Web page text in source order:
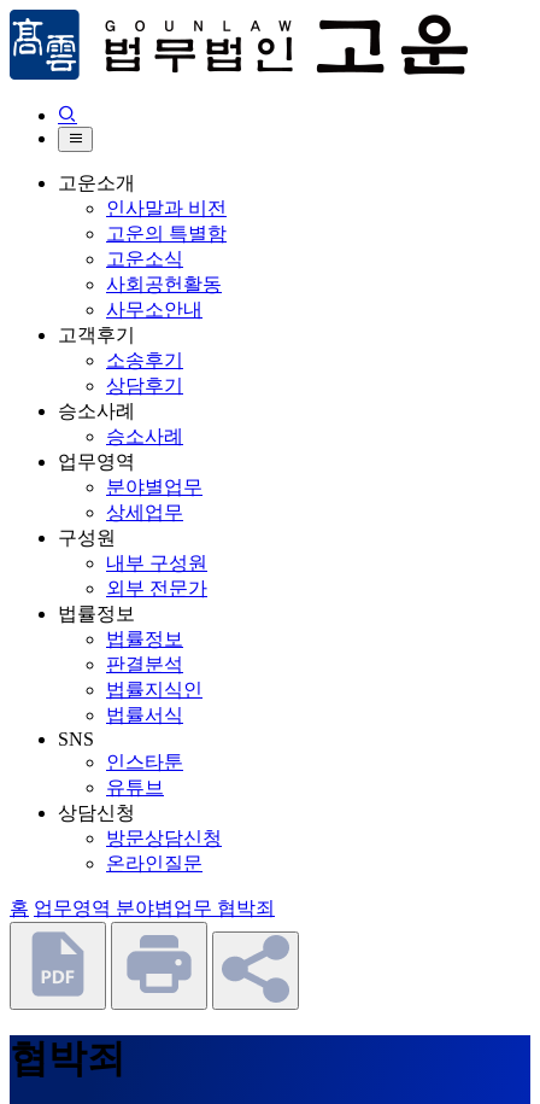


고운소개
인사말과 비전
고운의 특별함
고운소식
사회공헌활동
사무소안내
고객후기
소송후기
상담후기
승소사례
승소사례
업무영역
분야별업무
상세업무
구성원
내부 구성원
외부 전문가
법률정보
법률정보
판결분석
법률지식인
법률서식
SNS
인스타툰
유튜브
상담신청
방문상담신청
온라인질문
홈 업무영역 분야볍업무 협박죄
협박죄